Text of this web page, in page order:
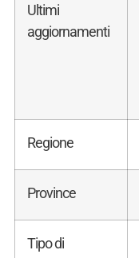
Ultimi
aggiornamenti
Regione
Province
Tipo di